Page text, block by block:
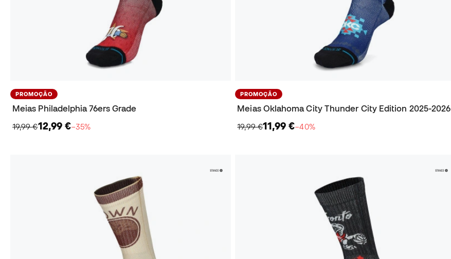
PROMOÇÃO
Meias Philadelphia 76ers Grade
19,99 €12,99 €−35%
PROMOÇÃO
Meias Oklahoma City Thunder City Edition 2025-2026
19,99 €11,99 €−40%